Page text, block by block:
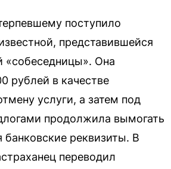
поступило
представившейся
«собеседницы». Она
рублей в качестве
услуги, а затем под
продолжила вымогать
банковские реквизиты. В
переводил